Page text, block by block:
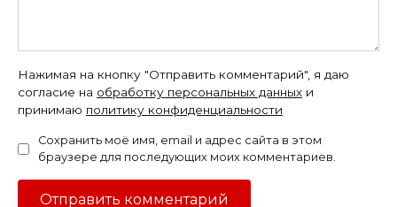
Нажимая на кнопку "Отправить комментарий", я даю
согласие на обработку персональных данных и
принимаю политику конфиденциальности
Сохранить моё имя, email и адрес сайта в этом
браузере для последующих моих комментариев.